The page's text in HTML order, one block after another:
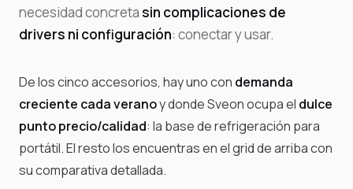
necesidad concretasin complicaciones de
drivers ni configuración: conectar y usar.
De los cinco accesorios, hay uno con demanda
creciente cada veranoy donde Sveon ocupa el dulce
punto precio/calidad: la base de refrigeración para
portátil. El resto los encuentras en el grid de arriba con
su comparativa detallada.